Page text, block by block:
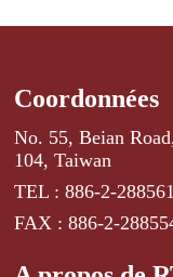
Coordonnées
No. 55, Beian
104, Taiwan
TEL : 886-2-
FAX : 886-2-